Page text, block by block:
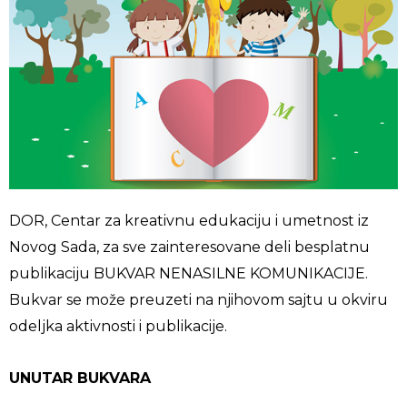
DOR, Centar za kreativnu edukaciju i umetnost iz
Novog Sada, za sve zainteresovane deli besplatnu
publikaciju BUKVAR NENASILNE KOMUNIKACIJE.
Bukvar se može preuzeti na njihovom sajtu u okviru
odeljka aktivnosti i publikacije.
UNUTAR BUKVARA